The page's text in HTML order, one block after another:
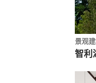
景观